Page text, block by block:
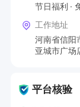
节日福利
工作地址
河南省信阳
亚城市广场
平台核验